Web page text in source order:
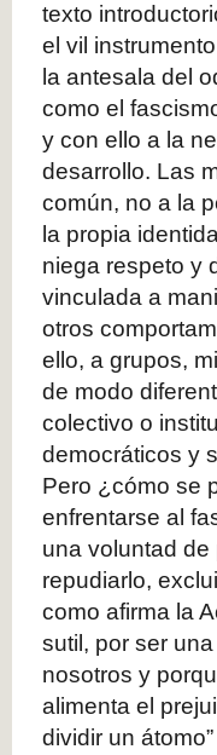
texto
el vil
la antesala del
como el
y con ello a la
desarrollo. Las
común, no a la
la propia
niega respeto y
vinculada a
otros
ello, a grupos,
de modo
colectivo o
democráticos y
Pero ¿cómo se
enfrentarse al
una voluntad
repudiarlo,
como afirma la
sutil, por ser
nosotros y
alimenta el
dividir un